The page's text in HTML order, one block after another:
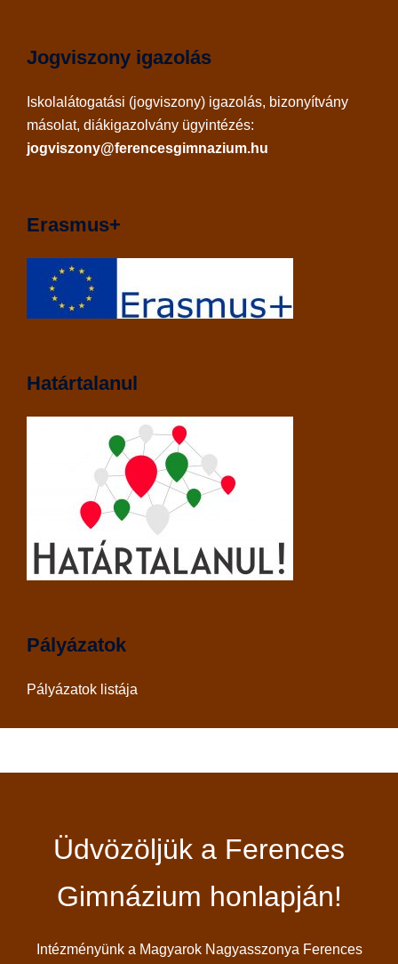
Jogviszony igazolás
Iskolalátogatási (jogviszony) igazolás, bizonyítvány
másolat, diákigazolvány ügyintézés:
jogviszony@ferencesgimnazium.hu
Erasmus+
Határtalanul
Pályázatok
Pályázatok listája
Üdvözöljük a Ferences
Gimnázium honlapján!
Intézményünk a Magyarok Nagyasszonya Ferences